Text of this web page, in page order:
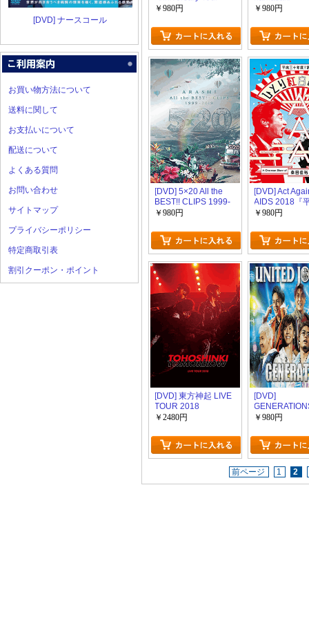
[DVD] ナースコール
お買い物方法について
送料に関して
お支払いについて
配送について
よくある質問
お問い合わせ
サイトマップ
プライバシーポリシー
特定商取引表
割引クーポン・ポイント
5×20
￥980円
~Promised
￥980円
[DVD] 5×20 All the
BEST!! CLIPS 1999-
2019
￥980円
[DVD] Act
AIDS 2018『
十年度! 第三
￥980円
[DVD] 東方神起 LIVE
TOUR 2018
~TOMORROW~
￥2480円
[DVD]
TOUR 2018
￥980円
前ページ 1 2